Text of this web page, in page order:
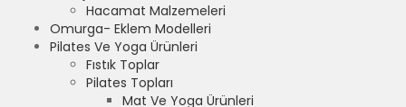
Hacamat Malzemeleri
Omurga- Eklem Modelleri
Pilates Ve Yoga Ürünleri
Fıstık Toplar
Pilates Topları
Mat Ve Yoga Ürünleri